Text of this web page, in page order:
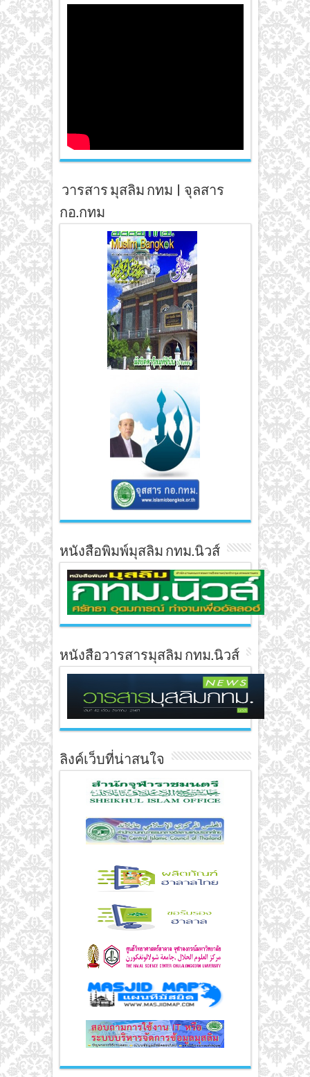
วารสาร มุสลิม กทม | จุลสาร
กอ.กทม
หนังสือพิมพ์มุสลิม กทม.นิวส์
หนังสือวารสารมุสลิม กทม.นิวส์
ลิงค์เว็บที่น่าสนใจ